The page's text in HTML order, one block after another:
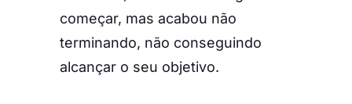
começar, mas acabou não
terminando, não conseguindo
alcançar o seu objetivo.